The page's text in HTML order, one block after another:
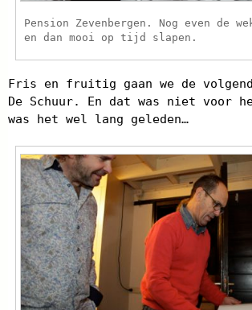
Pension Zevenbergen. Nog even de
en dan mooi op tijd slapen.
Fris en fruitig gaan we de
De Schuur. En dat was niet voor
was het wel lang geleden…